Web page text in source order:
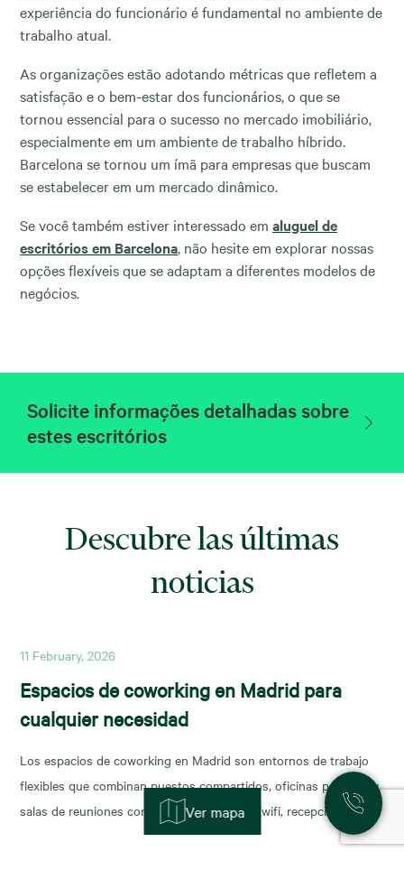
experiência do funcionário é fundamental no ambiente de
trabalho atual.
As organizações estão adotando métricas que refletem a
satisfação e o bem-estar dos funcionários, o que se
tornou essencial para o sucesso no mercado imobiliário,
especialmente em um ambiente de trabalho híbrido.
Barcelona se tornou um ímã para empresas que buscam
se estabelecer em um mercado dinâmico.
Se você também estiver interessado em aluguel de
escritórios em Barcelona, não hesite em explorar nossas
opções flexíveis que se adaptam a diferentes modelos de
negócios.
Ver mapa
Solicite informações detalhadas sobre
estes escritórios
Descubre las últimas
noticias
11 February, 2026
Espacios de coworking en Madrid para
cualquier necesidad
Los espacios de coworking en Madrid son entornos de trabajo
flexibles que combinan puestos compartidos, oficinas privadas y
salas de reuniones con servicios incluidos (wifi, recepción,
limpieza y soporte), y permiten escalar o reducir superficie con